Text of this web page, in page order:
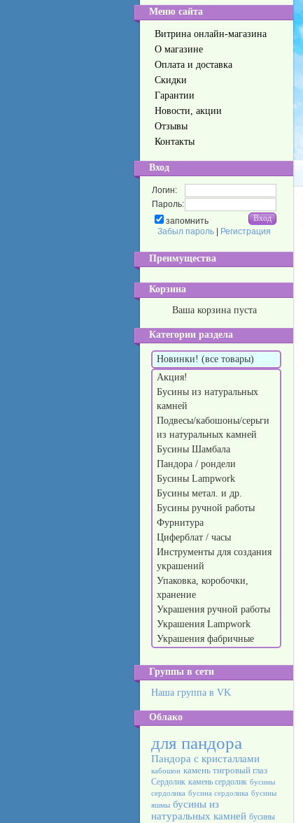
Меню сайта
Витрина онлайн-магазина
О магазине
Оплата и доставка
Скидки
Гарантии
Новости, акции
Отзывы
Контакты
Вход
Логин:
Пароль:
запомнить
Забыл пароль
Регистрация
Преимущества
Корзина
Ваша корзина пуста
Категории раздела
Новинки! (все товары)
Акция!
Бусины из натуральных
камней
Подвесы/кабошоны/серьги
из натуральных камней
Бусины Шамбала
Пандора / рондели
Бусины Lampwork
Бусины метал. и др.
Бусины ручной работы
Фурнитура
Циферблат / часы
Инструменты для создания
украшений
Упаковка, коробочки,
хранение
Украшения ручной работы
Украшения Lampwork
Украшения фабричные
Группы в сети
Наша группа в VK
Облако
для пандора
Пандора с кристаллами
кабошон камень тигровый глаз
Сердолик камень сердолик бусины
сердолика бусина сердолика бусины
яшмы бусины из
натуральных камней бусины